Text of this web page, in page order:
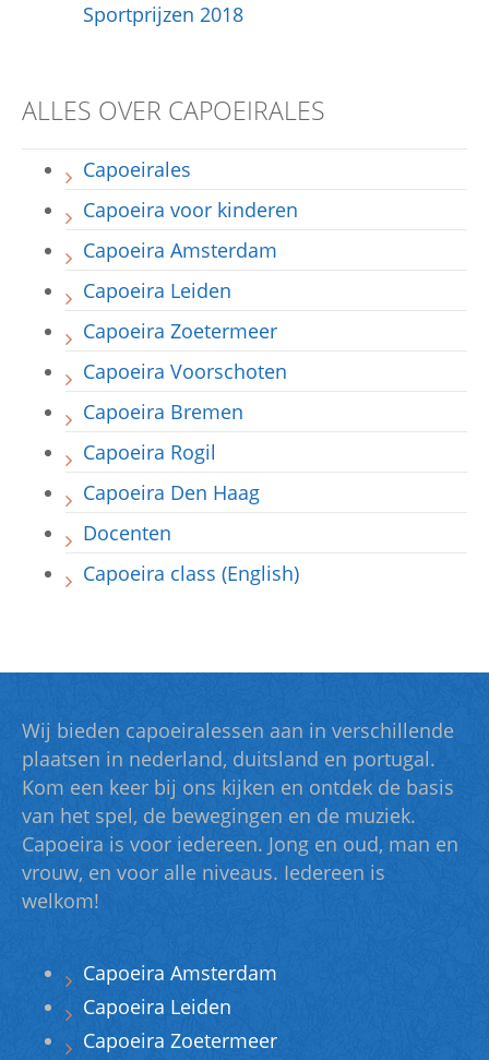
Sportprijzen 2018
ALLES OVER CAPOEIRALES
Capoeirales
Capoeira voor kinderen
Capoeira Amsterdam
Capoeira Leiden
Capoeira Zoetermeer
Capoeira Voorschoten
Capoeira Bremen
Capoeira Rogil
Capoeira Den Haag
Docenten
Capoeira class (English)
Wij bieden capoeiralessen aan in verschillende
plaatsen in nederland, duitsland en portugal.
Kom een keer bij ons kijken en ontdek de basis
van het spel, de bewegingen en de muziek.
Capoeira is voor iedereen. Jong en oud, man en
vrouw, en voor alle niveaus. Iedereen is
welkom!
Capoeira Amsterdam
Capoeira Leiden
Capoeira Zoetermeer